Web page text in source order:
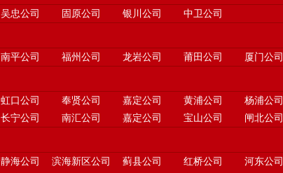
吴忠公司 固原公司 银川公司 中卫公司
南平公司 福州公司 龙岩公司 莆田公司 厦门公司
虹口公司 奉贤公司 嘉定公司 黄浦公司 杨浦公司
长宁公司 南汇公司 嘉定公司 宝山公司 闸北公司
静海公司 滨海新区公司 蓟县公司 红桥公司 河东公司